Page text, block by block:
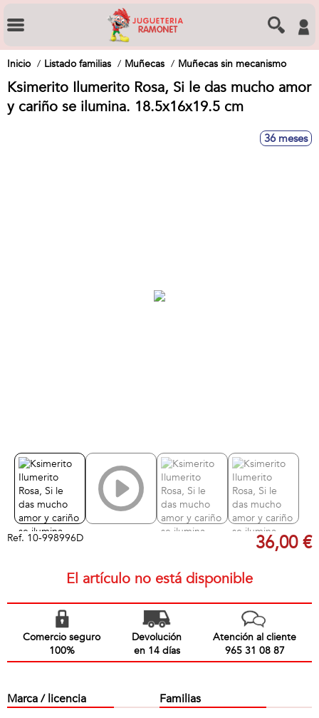
Inicio Listado familias Muñecas Muñecas sin mecanismo
Ksimerito Ilumerito Rosa, Si le das mucho amor
y cariño se ilumina. 18.5x16x19.5 cm
36 meses
Ref. 10-998996D 36,00 €
El artículo no está disponible
Comercio seguro
100%
Devolución
en 14 días
Atención al cliente
965 31 08 87
Marca / licencia Familias